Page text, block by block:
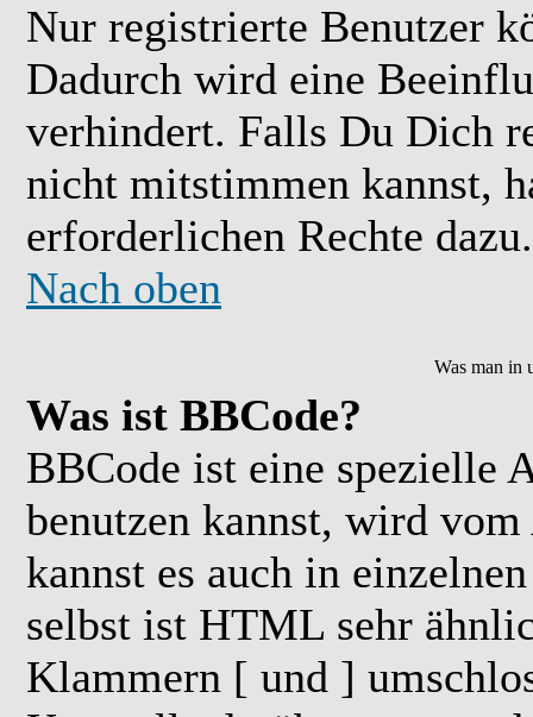
Nur registrierte Benutzer
Dadurch wird eine
verhindert. Falls Du Dich
nicht mitstimmen kannst,
erforderlichen Rechte dazu.
Nach oben
Was man in
Was ist BBCode?
BBCode ist eine spezielle
benutzen kannst, wird
kannst es auch in
selbst ist HTML sehr
Klammern [ und ]